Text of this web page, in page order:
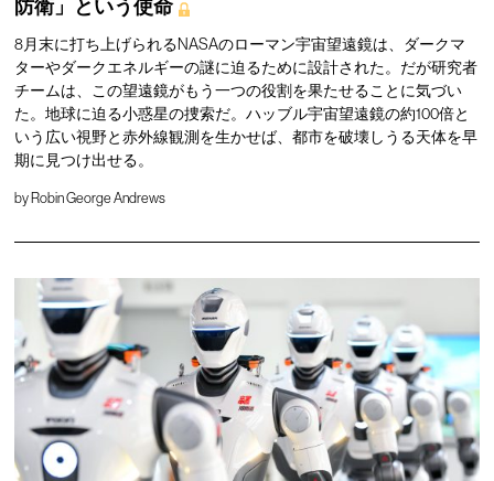
防衛」という使命
8月末に打ち上げられるNASAのローマン宇宙望遠鏡は、ダークマ
ターやダークエネルギーの謎に迫るために設計された。だが研究者
チームは、この望遠鏡がもう一つの役割を果たせることに気づい
た。地球に迫る小惑星の捜索だ。ハッブル宇宙望遠鏡の約100倍と
いう広い視野と赤外線観測を生かせば、都市を破壊しうる天体を早
期に見つけ出せる。
by Robin George Andrews